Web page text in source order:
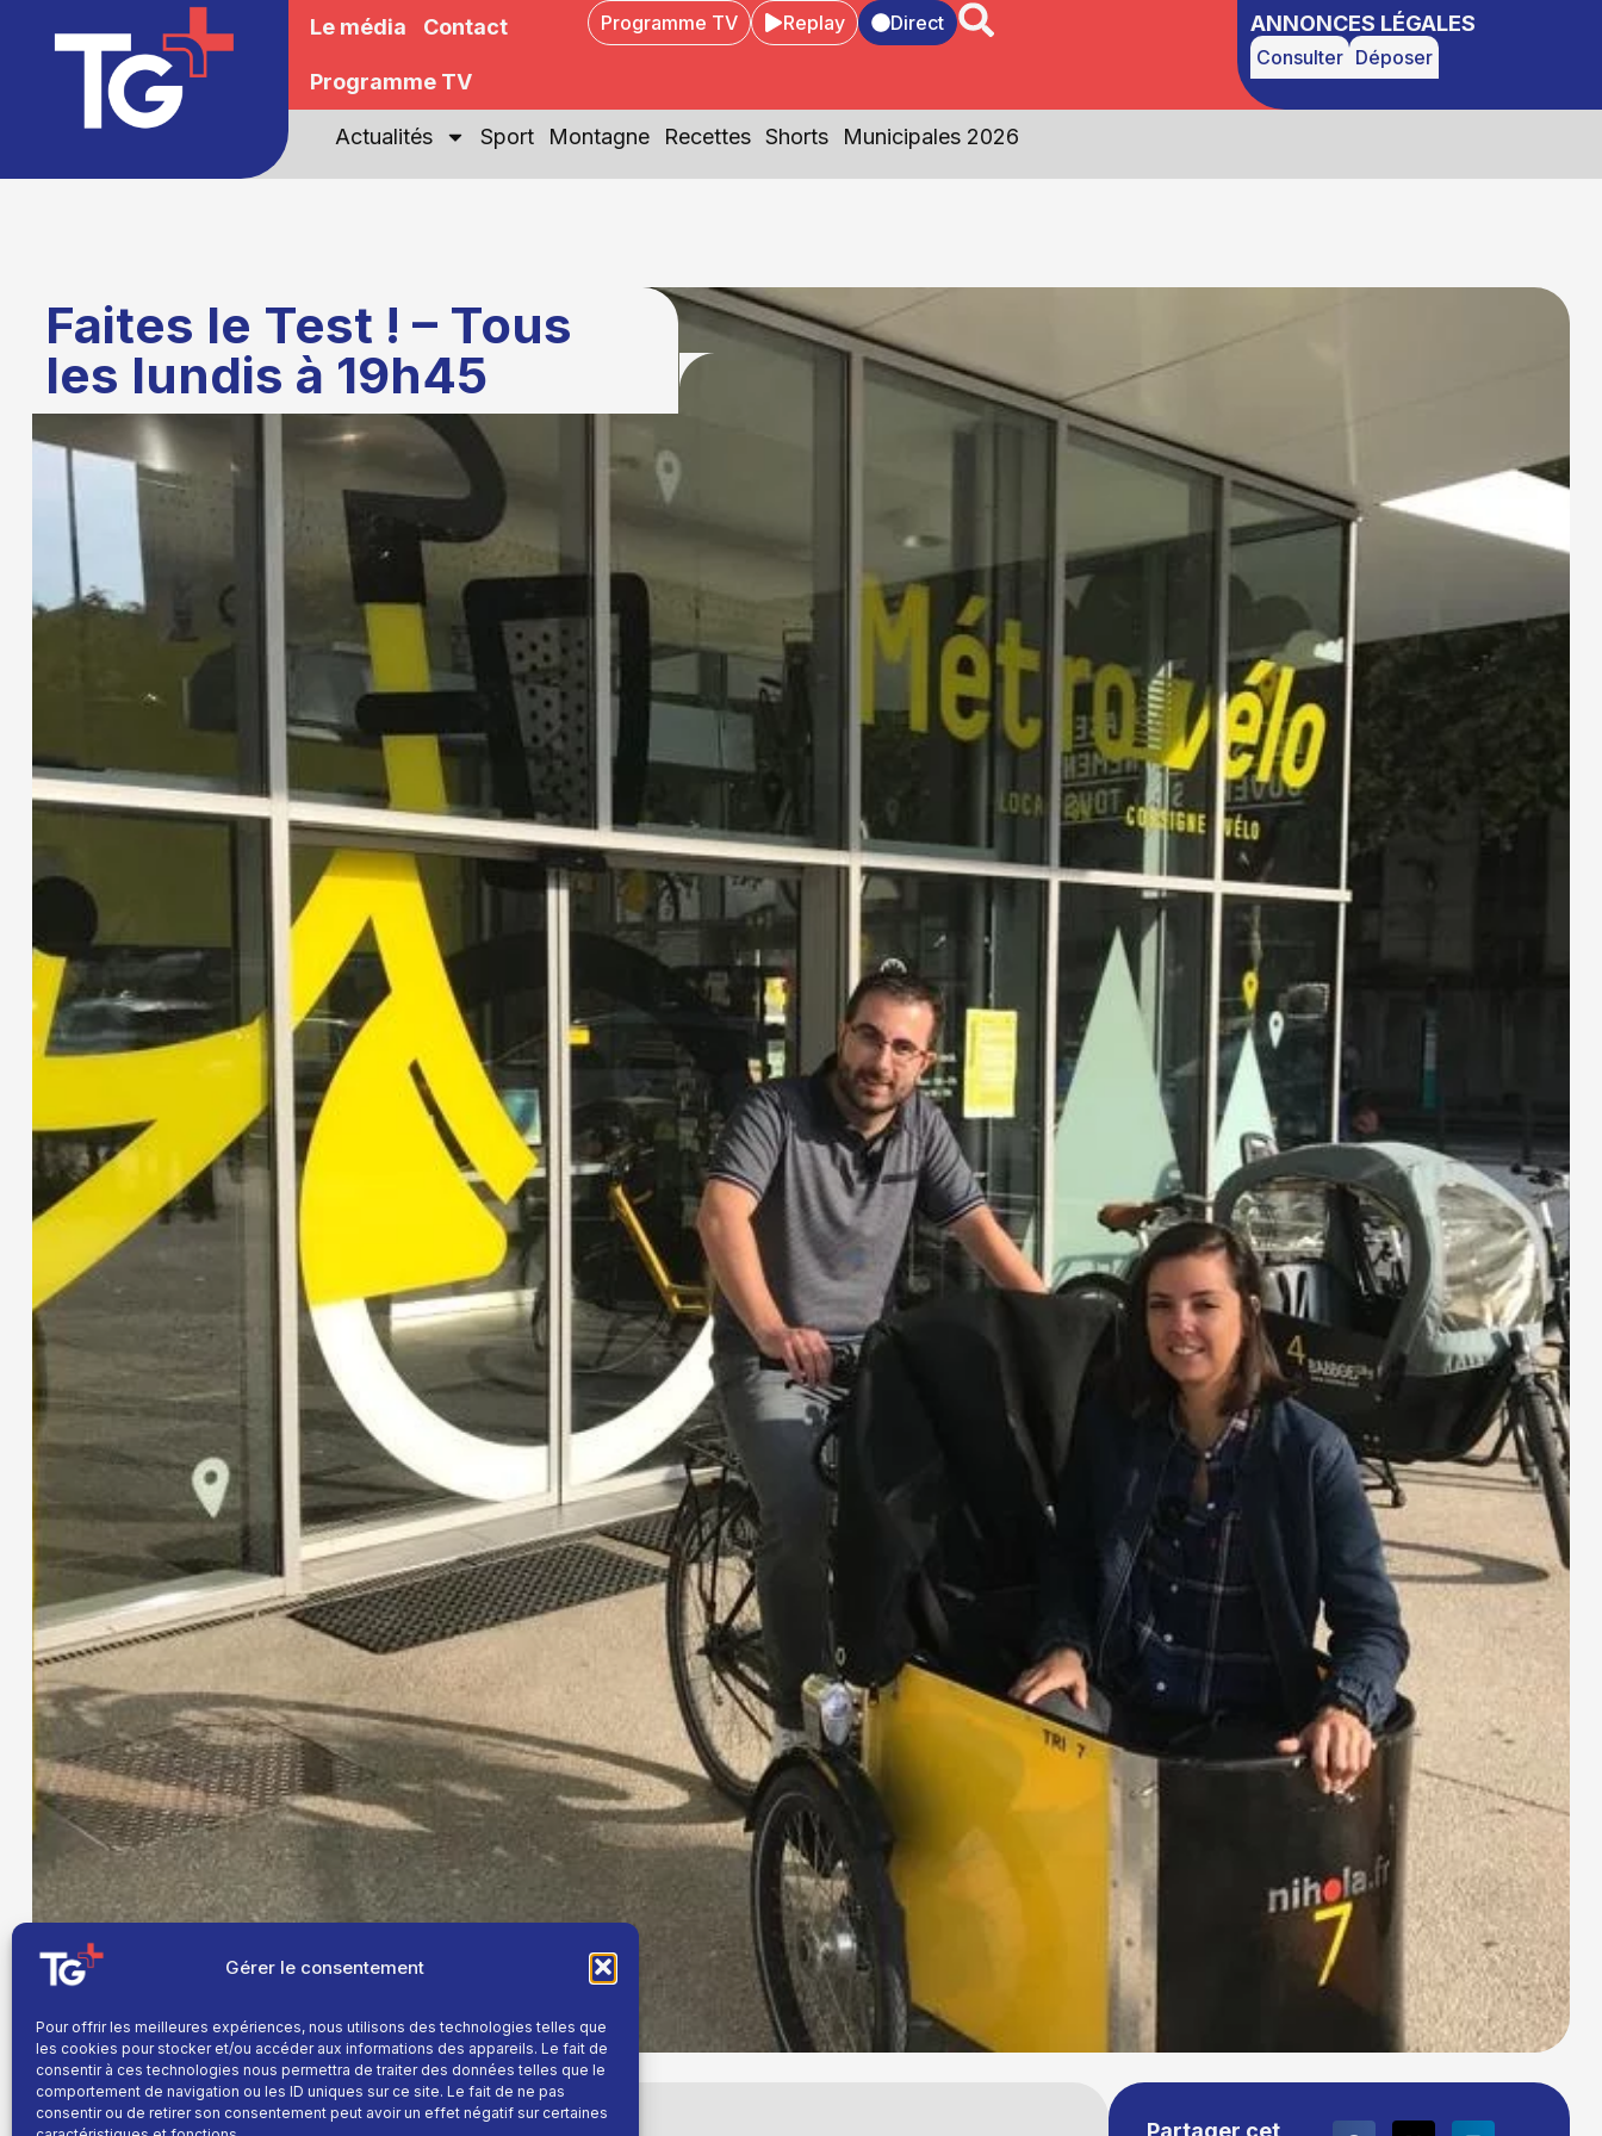
Gérer le consentement
Pour offrir les meilleures expériences, nous utilisons des technologies telles que
les cookies pour stocker et/ou accéder aux informations des appareils. Le fait de
consentir à ces technologies nous permettra de traiter des données telles que le
comportement de navigation ou les ID uniques sur ce site. Le fait de ne pas
consentir ou de retirer son consentement peut avoir un effet négatif sur certaines
Le média Contact
Programme TV
Programme TV Replay Direct ANNONCES LÉGALES
Consulter Déposer
Actualités Sport Montagne Recettes Shorts Municipales 2026
Faites le Test ! – Tous
les lundis à 19h45